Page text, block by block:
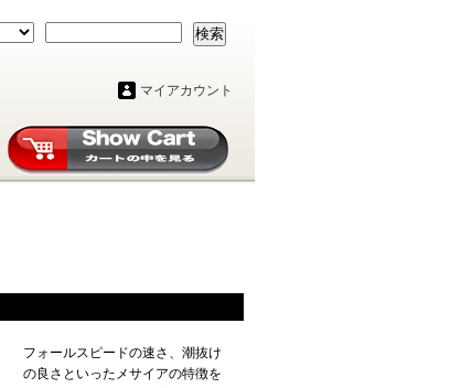
検索
マイアカウント
フォールスピードの速さ、潮抜け
の良さといったメサイアの特徴を